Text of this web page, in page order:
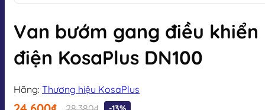
Van bướm gang điều khiển
điện KosaPlus DN100
Hãng: Thương hiệu KosaPlus